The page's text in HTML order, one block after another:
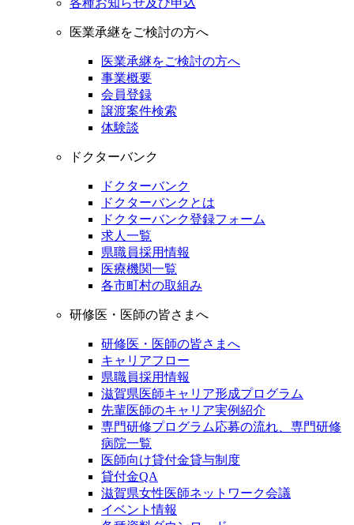
各種お知らせ及び申込
医業承継をご検討の方へ
医業承継をご検討の方へ
事業概要
会員登録
譲渡案件検索
体験談
ドクターバンク
ドクターバンク
ドクターバンクとは
ドクターバンク登録フォーム
求人一覧
県職員採用情報
医療機関一覧
各市町村の取組み
研修医・医師の皆さまへ
研修医・医師の皆さまへ
キャリアフロー
県職員採用情報
滋賀県医師キャリア形成プログラム
先輩医師のキャリア実例紹介
専門研修プログラム応募の流れ、専門研修
病院一覧
医師向け貸付金貸与制度
貸付金QA
滋賀県女性医師ネットワーク会議
イベント情報